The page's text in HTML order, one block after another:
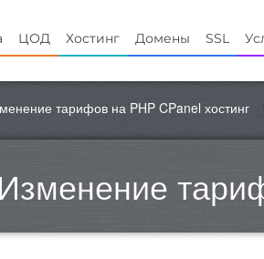
ЦОД Хостинг Домены SSL
тарифов на PHP CPanel хостинг
Изменение